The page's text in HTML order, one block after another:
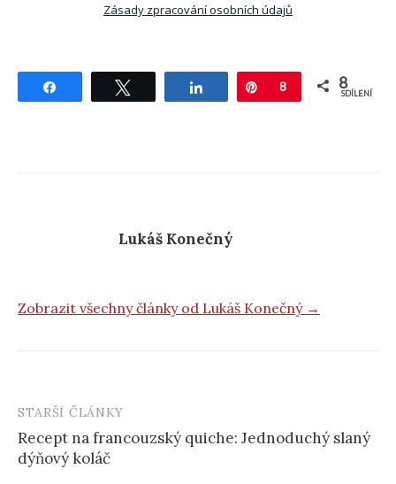
Zásady zpracování osobních údajů
Tweetnout Sdílet Pin
8 8
SDÍLENÍ
Lukáš Konečný
Zobrazit všechny články od Lukáš Konečný →
Post
navigation
STARŠÍ ČLÁNKY
Recept na francouzský quiche: Jednoduchý slaný
dýňový koláč